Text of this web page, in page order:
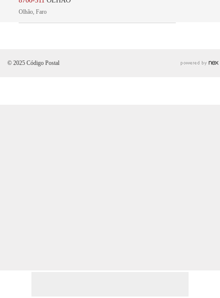
Olhão, Faro
© 2025 Código Postal